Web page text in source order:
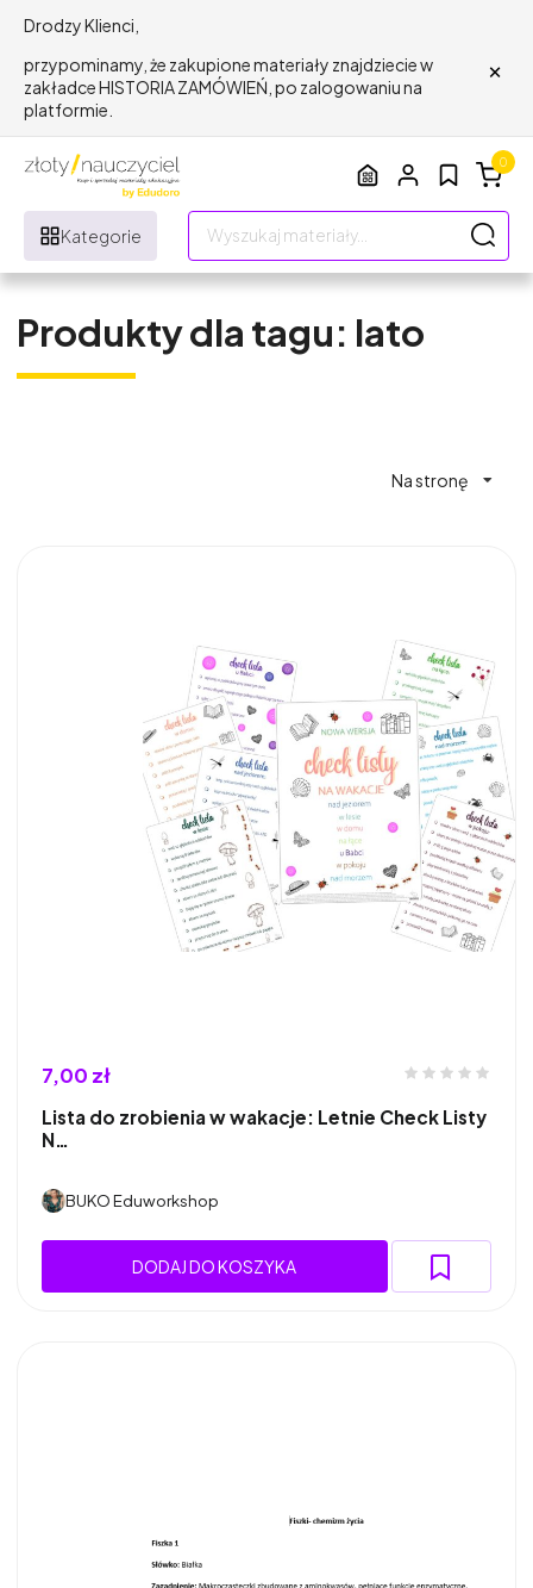
Drodzy Klienci,
przypominamy, że zakupione materiały znajdziecie w
zakładce HISTORIA ZAMÓWIEŃ, po zalogowaniu na
platformie.
×
Kategorie
0
Produkty dla tagu: lato
Na stronę
7,00 zł
Lista do zrobienia w wakacje: Letnie Check Listy
N…
BUKO Eduworkshop
DODAJ DO KOSZYKA